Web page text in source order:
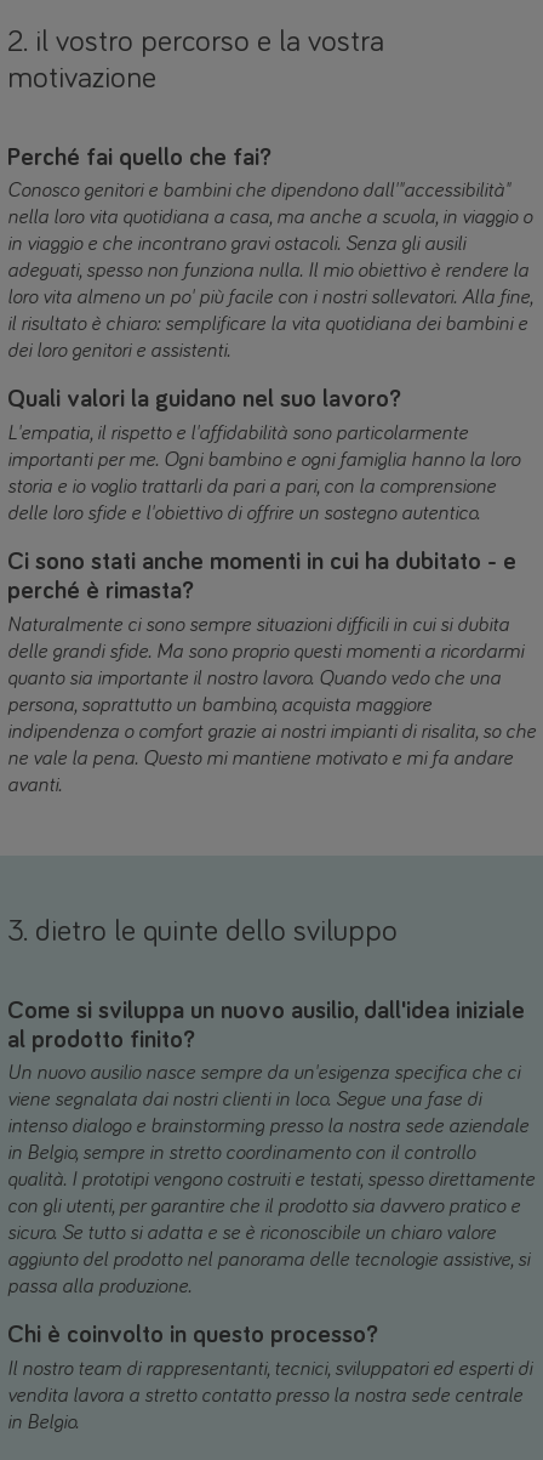
2. il vostro percorso e la vostra
motivazione
Perché fai quello che fai?
Conosco genitori e bambini che dipendono dall'"accessibilità"
nella loro vita quotidiana a casa, ma anche a scuola, in viaggio o
in viaggio e che incontrano gravi ostacoli. Senza gli ausili
adeguati, spesso non funziona nulla. Il mio obiettivo è rendere la
loro vita almeno un po' più facile con i nostri sollevatori. Alla fine,
il risultato è chiaro: semplificare la vita quotidiana dei bambini e
dei loro genitori e assistenti.
Quali valori la guidano nel suo lavoro?
L'empatia, il rispetto e l'affidabilità sono particolarmente
importanti per me. Ogni bambino e ogni famiglia hanno la loro
storia e io voglio trattarli da pari a pari, con la comprensione
delle loro sfide e l'obiettivo di offrire un sostegno autentico.
Ci sono stati anche momenti in cui ha dubitato - e
perché è rimasta?
Naturalmente ci sono sempre situazioni difficili in cui si dubita
delle grandi sfide. Ma sono proprio questi momenti a ricordarmi
quanto sia importante il nostro lavoro. Quando vedo che una
persona, soprattutto un bambino, acquista maggiore
indipendenza o comfort grazie ai nostri impianti di risalita, so che
ne vale la pena. Questo mi mantiene motivato e mi fa andare
avanti.
3. dietro le quinte dello sviluppo
Come si sviluppa un nuovo ausilio, dall'idea iniziale
al prodotto finito?
Un nuovo ausilio nasce sempre da un'esigenza specifica che ci
viene segnalata dai nostri clienti in loco. Segue una fase di
intenso dialogo e brainstorming presso la nostra sede aziendale
in Belgio, sempre in stretto coordinamento con il controllo
qualità. I prototipi vengono costruiti e testati, spesso direttamente
con gli utenti, per garantire che il prodotto sia davvero pratico e
sicuro. Se tutto si adatta e se è riconoscibile un chiaro valore
aggiunto del prodotto nel panorama delle tecnologie assistive, si
passa alla produzione.
Chi è coinvolto in questo processo?
Il nostro team di rappresentanti, tecnici, sviluppatori ed esperti di
vendita lavora a stretto contatto presso la nostra sede centrale
in Belgio.